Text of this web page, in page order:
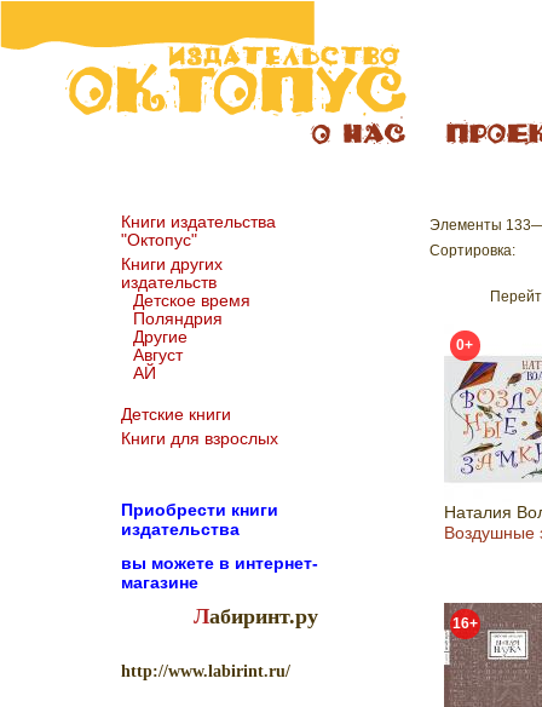
Книги издательства
"Октопус"
Книги других
издательств
Детское время
Поляндрия
Другие
Август
АЙ
Детские книги
Книги для взрослых
Приобрести книги
издательства
вы можете в интернет-
магазине
Лабиринт.ру
http://www.labirint.ru/
Элементы
Сортировка:
0+
Наталия
Воздушные
16+